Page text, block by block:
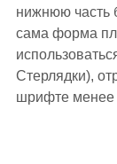
нижнюю часть
сама форма
Стерлядки),
шрифте